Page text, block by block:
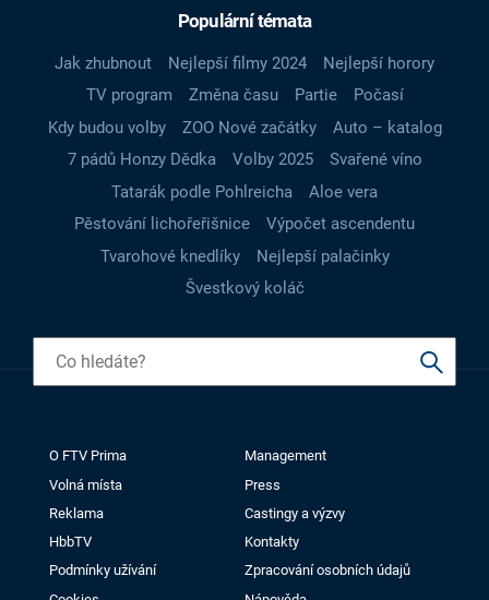
Populární témata
Jak zhubnout Nejlepší filmy 2024
Nejlepší horory
TV program
Změna času Partie
Počasí
Kdy budou volby
ZOO Nové začátky
Auto – katalog
7 pádů Honzy Dědka
Volby 2025
Svařené víno
Tatarák podle Pohlreicha
Aloe vera
Pěstování lichořeřišnice
Výpočet ascendentu
Tvarohové knedlíky
Nejlepší palačinky
Švestkový koláč
O FTV Prima
Management
Volná místa
Press
Reklama
Castingy a výzvy
HbbTV
Kontakty
Podmínky užívání
Zpracování osobních údajů